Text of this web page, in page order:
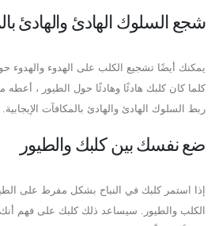
شجع السلوك الهادئ والهادئ
يمكنك أيضًا تشجيع الكلب على الهدوء والهدوء
كلما كان كلبك هادئًا وهادئًا حول الطيور ،
ربط السلوك الهادئ والهادئ بالمكافآت الإيجابية.
ضع نفسك بين كلبك والطيور
إذا استمر كلبك في النباح بشكل مفرط على
الكلب والطيور. سيساعد ذلك كلبك على فهم